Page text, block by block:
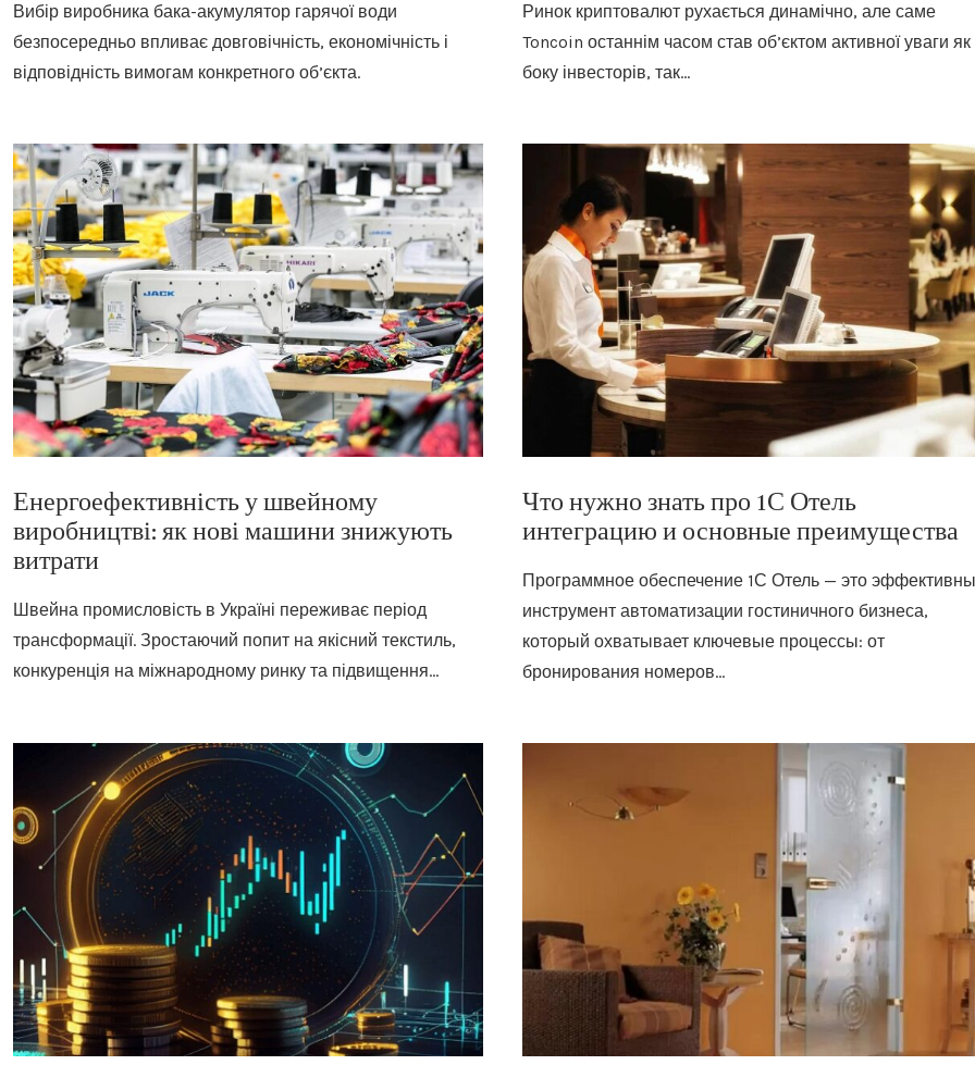
Вибір виробника бака-акумулятор гарячої води
безпосередньо впливає довговічність, економічність і
відповідність вимогам конкретного об’єкта.
Ринок криптовалют рухається динамічно, але саме
Toncoin останнім часом став об’єктом активної уваги як
боку інвесторів, так…
Енергоефективність у швейному
виробництві: як нові машини знижують
витрати
Швейна промисловість в Україні переживає період
трансформації. Зростаючий попит на якісний текстиль,
конкуренція на міжнародному ринку та підвищення…
Что нужно знать про 1С Отель
интеграцию и основные преимущества
Программное обеспечение 1С Отель — это
инструмент автоматизации гостиничного бизнеса,
который охватывает ключевые процессы: от
бронирования номеров…